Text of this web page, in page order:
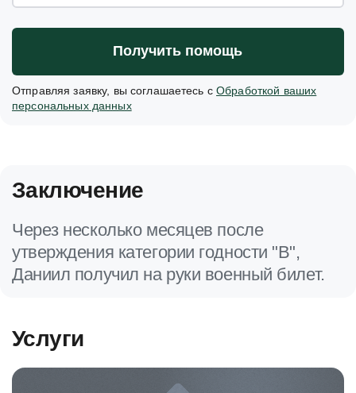
Получить помощь
Отправляя заявку, вы соглашаетесь сОбработкой ваших
персональных данных
Заключение
Через несколько месяцев после
утверждения категории годности "В",
Даниил получил на руки военный билет.
Услуги